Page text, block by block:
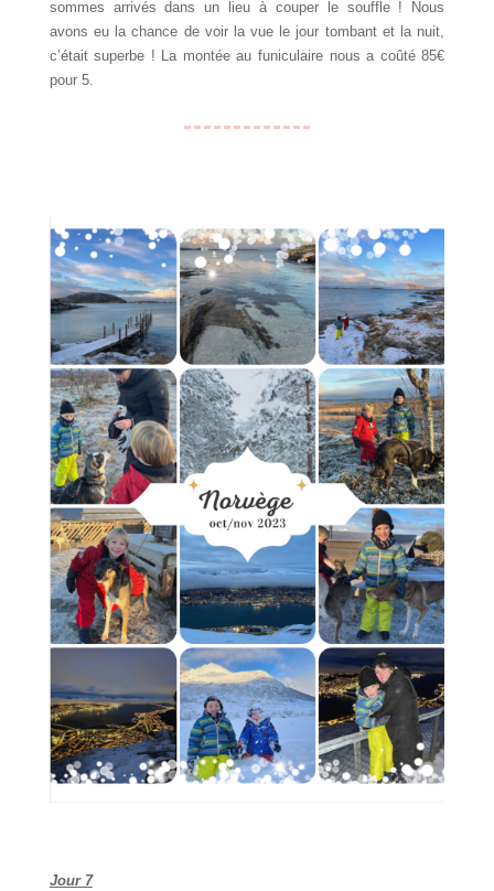
sommes arrivés dans un lieu à couper le souffle ! Nous
avons eu la chance de voir la vue le jour tombant et la nuit,
c’était superbe ! La montée au funiculaire nous a coûté 85€
pour 5.
Jour 7